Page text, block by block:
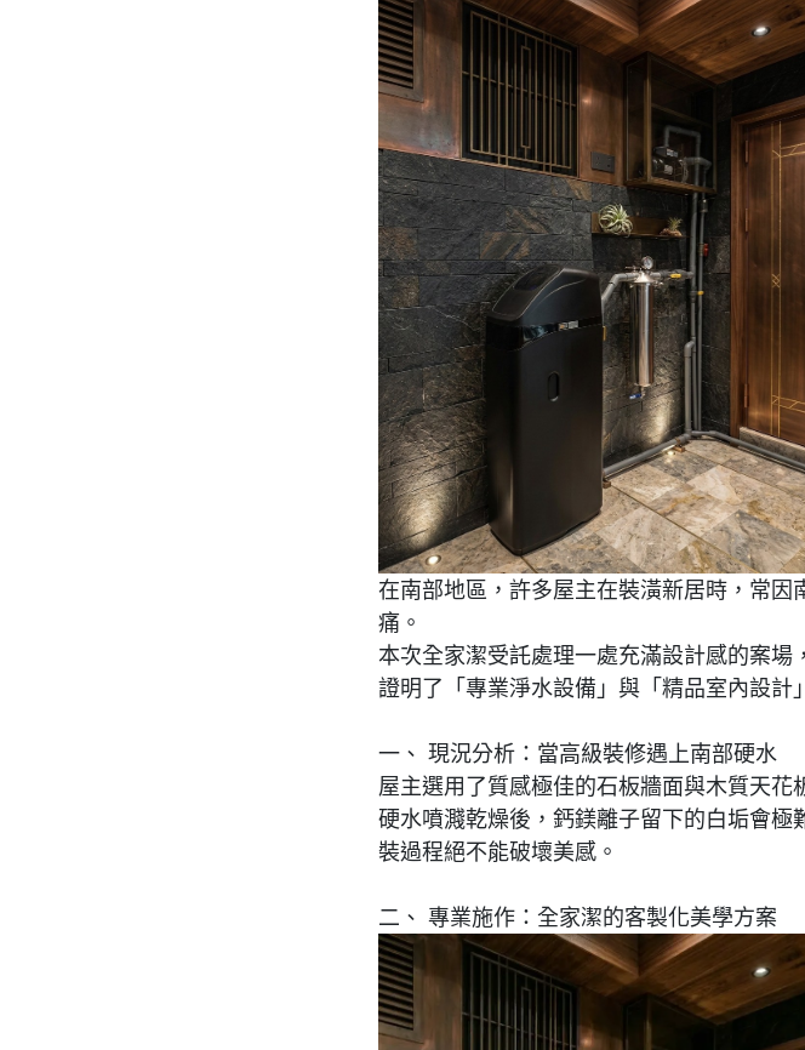
在南部地區，許多屋主在裝潢新居時，常
痛。
本次全家潔受託處理一處充滿設計感的案場，
證明了「專業淨水設備」與「精品室內設計
一、 現況分析 ：當高級裝修遇上南部硬水
屋主選用了質感極佳的石板牆面與木質天
硬水噴濺乾燥後，鈣鎂離子留下的白垢會
裝過程絕不能破壞美感。
二、 專業施作 ：全家潔的客製化美學方案